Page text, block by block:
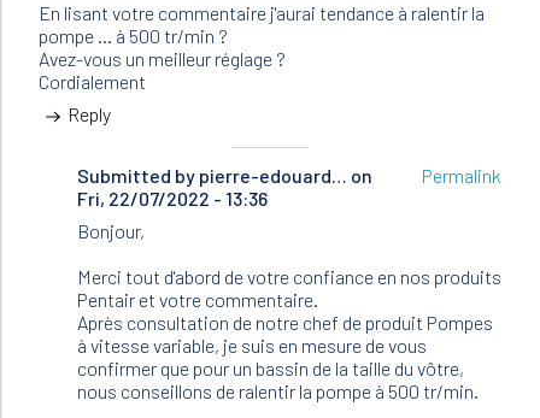
En lisant votre commentaire j'aurai tendance à ralentir la
pompe ... à 500 tr/min ?
Avez-vous un meilleur réglage ?
Cordialement
Reply
Submitted by pierre-edouard… on
Fri, 22/07/2022 - 13:36
In
reply
to
Bonjour
J'ai
une
pompe…
by
Nathalie
(not
verified)
Permalink
Bonjour,
Merci tout d'abord de votre confiance en nos produits
Pentair et votre commentaire.
Après consultation de notre chef de produit Pompes
à vitesse variable, je suis en mesure de vous
confirmer que pour un bassin de la taille du vôtre,
nous conseillons de ralentir la pompe à 500 tr/min.